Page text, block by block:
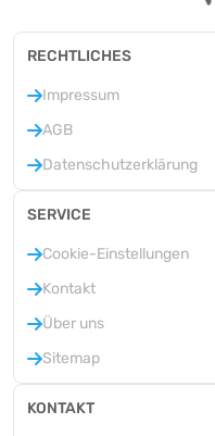
RECHTLICHES
Impressum
AGB
Datenschutzerklärung
SERVICE
Cookie-Einstellungen
Kontakt
Über uns
Sitemap
KONTAKT